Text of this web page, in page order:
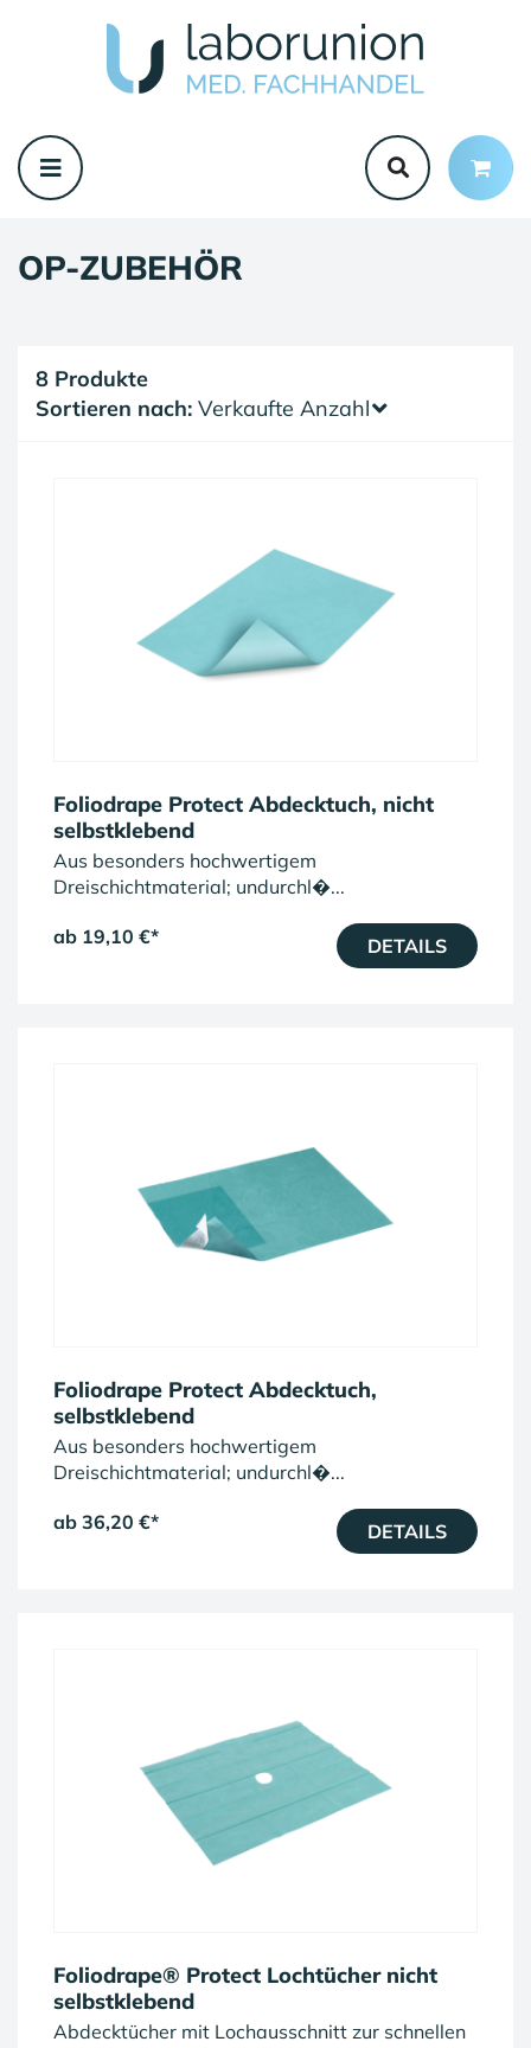
OP-ZUBEHÖR
8 Produkte
Sortieren nach: Verkaufte Anzahl
Foliodrape Protect Abdecktuch, nicht
selbstklebend
Aus besonders hochwertigem
Dreischichtmaterial; undurchl�...
ab 19,10 €* DETAILS
Foliodrape Protect Abdecktuch,
selbstklebend
Aus besonders hochwertigem
Dreischichtmaterial; undurchl�...
ab 36,20 €* DETAILS
Foliodrape® Protect Lochtücher nicht
selbstklebend
Abdecktücher mit Lochausschnitt zur schnellen